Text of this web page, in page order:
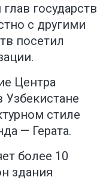
государств
с другими
посетил
Центра
стиле
— Герата.
более 10
здания